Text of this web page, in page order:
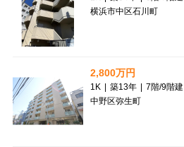
横浜市中区石川町
2,800万円
1K | 築13年 | 7階/9階建
中野区弥生町